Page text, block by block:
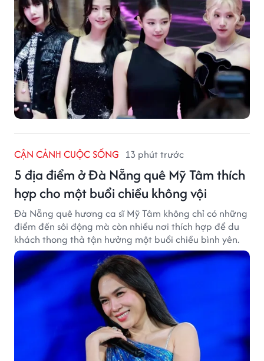
CẬN CẢNH CUỘC SỐNG 13 phút trước
5 địa điểm ở Đà Nẵng quê Mỹ Tâm thích
hợp cho một buổi chiều không vội
Đà Nẵng quê hương ca sĩ Mỹ Tâm không chỉ có những
điểm đến sôi động mà còn nhiều nơi thích hợp để du
khách thong thả tận hưởng một buổi chiều bình yên.